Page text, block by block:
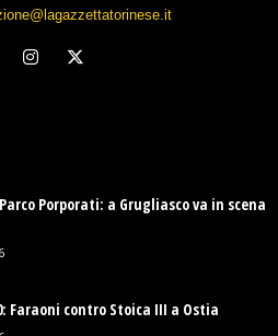
Porporati: a Grugliasco va in scena
Faraoni contro Stoica III a Ostia